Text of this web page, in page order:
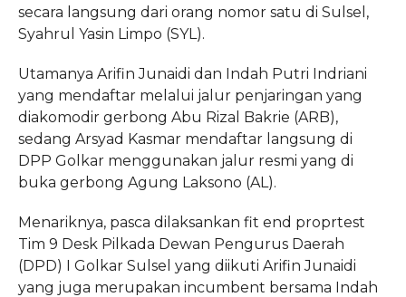
secara langsung dari orang nomor satu di Sulsel,
Syahrul Yasin Limpo (SYL).
Utamanya Arifin Junaidi dan Indah Putri Indriani
yang mendaftar melalui jalur penjaringan yang
diakomodir gerbong Abu Rizal Bakrie (ARB),
sedang Arsyad Kasmar mendaftar langsung di
DPP Golkar menggunakan jalur resmi yang di
buka gerbong Agung Laksono (AL).
Menariknya, pasca dilaksankan fit end proprtest
Tim 9 Desk Pilkada Dewan Pengurus Daerah
(DPD) I Golkar Sulsel yang diikuti Arifin Junaidi
yang juga merupakan incumbent bersama Indah